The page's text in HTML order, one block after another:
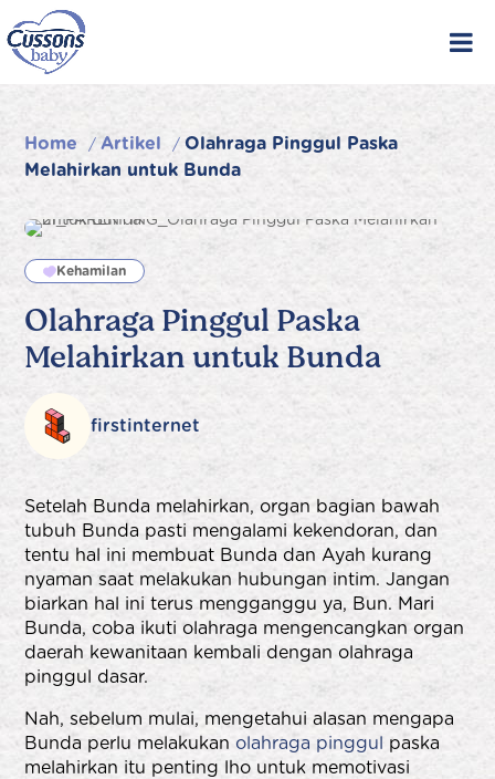
to
content
Home /Artikel /Olahraga Pinggul Paska
Melahirkan untuk Bunda
Kehamilan
Olahraga Pinggul Paska
Melahirkan untuk Bunda
firstinternet
Setelah Bunda melahirkan, organ bagian bawah
tubuh Bunda pasti mengalami kekendoran, dan
tentu hal ini membuat Bunda dan Ayah kurang
nyaman saat melakukan hubungan intim. Jangan
biarkan hal ini terus mengganggu ya, Bun. Mari
Bunda, coba ikuti olahraga mengencangkan organ
daerah kewanitaan kembali dengan olahraga
pinggul dasar.
Nah, sebelum mulai, mengetahui alasan mengapa
Bunda perlu melakukan olahraga pinggul paska
melahirkan itu penting lho untuk memotivasi